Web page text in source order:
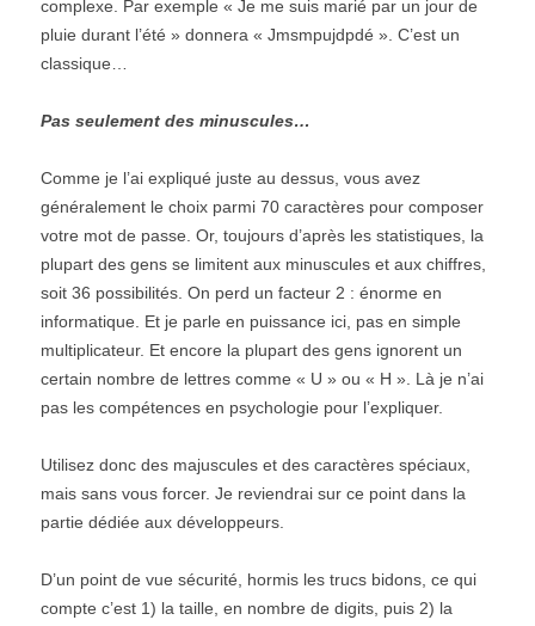
complexe. Par exemple « Je me suis marié par un jour de
pluie durant l’été » donnera « Jmsmpujdpdé ». C’est un
classique…
Pas seulement des minuscules…
Comme je l’ai expliqué juste au dessus, vous avez
généralement le choix parmi 70 caractères pour composer
votre mot de passe. Or, toujours d’après les statistiques, la
plupart des gens se limitent aux minuscules et aux chiffres,
soit 36 possibilités. On perd un facteur 2 : énorme en
informatique. Et je parle en puissance ici, pas en simple
multiplicateur. Et encore la plupart des gens ignorent un
certain nombre de lettres comme « U » ou « H ». Là je n’ai
pas les compétences en psychologie pour l’expliquer.
Utilisez donc des majuscules et des caractères spéciaux,
mais sans vous forcer. Je reviendrai sur ce point dans la
partie dédiée aux développeurs.
D’un point de vue sécurité, hormis les trucs bidons, ce qui
compte c’est 1) la taille, en nombre de digits, puis 2) la